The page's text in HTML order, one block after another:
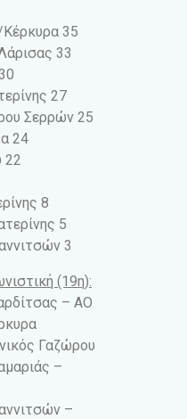
35
33
27
Σερρών 25
24
22
8
5
3
(19η):
– ΑΟ
Γαζώρου
–
–